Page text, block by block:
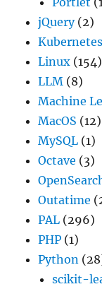
jQuery(2)
Kubernetes
Linux (154)
LLM (8)
Machine
MacOS (12)
MySQL (1)
Octave (3)
Outatime
PAL (296)
PHP (1)
Python
scikit-